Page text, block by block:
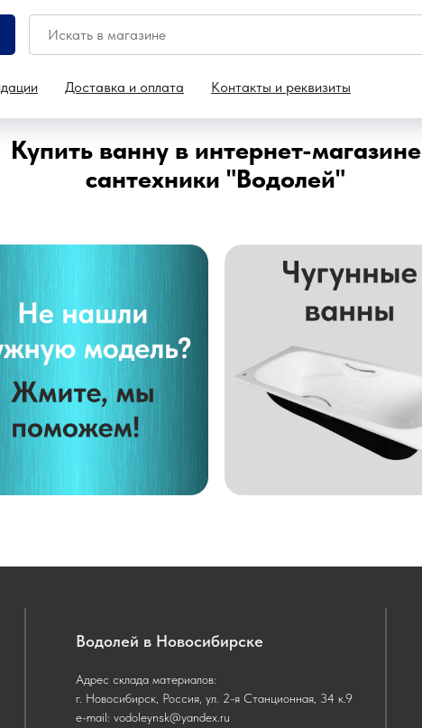
Доставка и оплата Контакты и реквизиты
Купить ванну в интернет-магазине
сантехники "Водолей"
Водолей в Новосибирске
Адрес склада материалов:
г. Новосибирск, Россия, ул. 2-я Станционная, 34 к.9
e-mail: vodoleynsk@yandex.ru